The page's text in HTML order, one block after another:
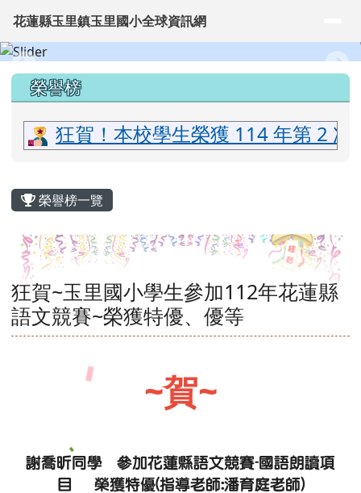
花蓮縣玉里鎮玉里國小全球資訊網
導覽列
花蓮縣玉里鎮玉里國小全球資訊網
上中區域內容
榮譽榜
狂賀！本校學生榮獲 114 年第 2
主內容區域
榮譽榜一覽
狂賀~玉里國小學生參加112年花蓮縣
語文競賽~榮獲特優、優等
~賀~
謝喬昕同學 參加花蓮縣語文競賽-國語朗讀項
目 榮獲特優(指導老師:潘育庭老師)
頁尾區域